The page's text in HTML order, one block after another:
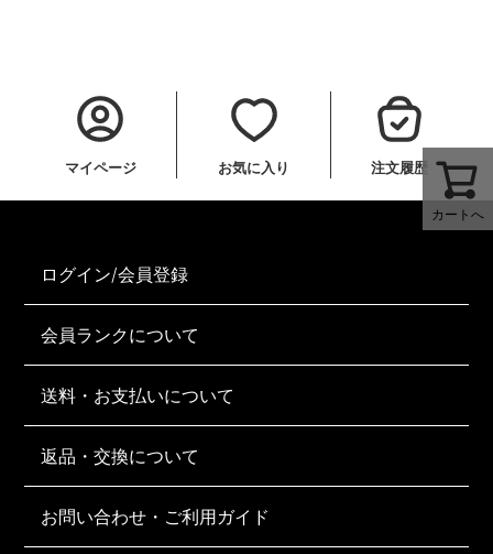
カートへ
マイページ お気に入り 注文履歴
ログイン/会員登録
会員ランクについて
送料・お支払いについて
返品・交換について
お問い合わせ・ご利用ガイド